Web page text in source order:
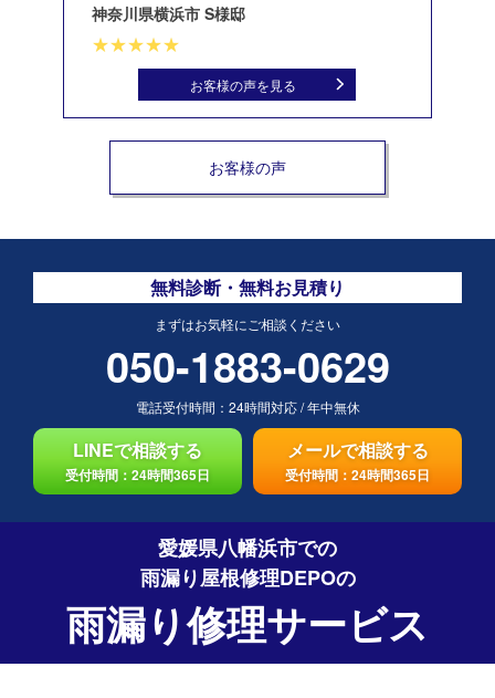
神奈川県横浜市 S様邸
お客様の声を見る
お客様の声
無料診断・無料お見積り
まずはお気軽にご相談ください
050-1883-0629
電話受付時間： 24時間対応/年中無休
LINEで相談する
受付時間：24時間365日
メールで相談する
受付時間：24時間365日
愛媛県八幡浜市での
雨漏り屋根修理DEPOの
雨漏り修理サービス